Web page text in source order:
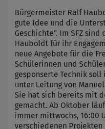
Bürgermeister Ralf
gute Idee und die
Geschichte". Im SFZ
Hauboldt für ihr
neue Angebote für die
Schülerinnen und
gesponserte Technik soll
unter Leitung von
Sie hat sich bereits mit
gemacht. Ab Oktober
immer mittwochs, 16:00
verschiedenen Projekten